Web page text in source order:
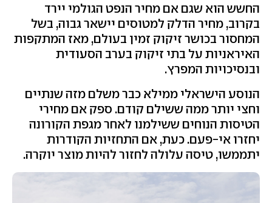
החשש הוא שגם אם מחיר הנפט הגולמי יירד
בקרוב, מחיר הדלק למטוסים יישאר גבוה, בשל
המחסור בכושר זיקוק זמין בעולם, מאז המתקפות
האיראניות על בתי זיקוק בערב הסעודית
ובנסיכויות המפרץ.
הנוסע הישראלי ממילא כבר משלם מזה שנתיים
וחצי יותר ממה ששילם קודם. ספק אם מחירי
הטיסות הנוחים ששילמנו לאחר מגפת הקורונה
יחזרו אי-פעם. כעת, אם התחזיות הקודרות
יתממשו, טיסה עלולה לחזור להיות מוצר יוקרה.